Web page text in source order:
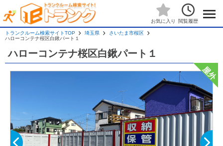
お気に入り 閲覧履歴
トランクルーム検索サイトTOP 埼玉県
さいたま市桜区
ハローコンテナ桜区白鍬パート１
ハローコンテナ桜区白鍬パート１